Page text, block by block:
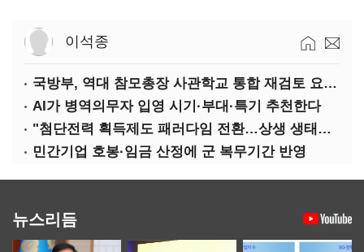
이석종
국방부, 역대 참모총장 사관학교 통합 재검토 요구에 "다양한 의견 수렴해 합리적 시스템 만들 것"
AI가 병역의무자 입영 시기·부대·특기 추천한다
"첨단전력 획득제도 패러다임 전환…상생 생태계 조성해 대체불가 K-방산 도약"
민간기업 호봉·임금 산정에 군 복무기간 반영
뉴스리듬